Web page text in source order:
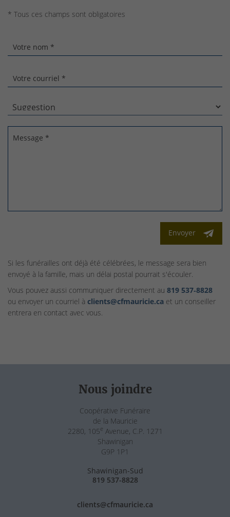
* Tous ces champs sont obligatoires
Votre nom *
Votre courriel *
Message *
Envoyer
Si les funérailles ont déjà été célébrées, le message sera bien
envoyé à la famille, mais un délai postal pourrait s'écouler.
Vous pouvez aussi communiquer directement au 819 537‑8828
ou envoyer un courriel à clients@cfmauricie.ca et un conseiller
entrera en contact avec vous.
Nous joindre
Coopérative Funéraire
de la Mauricie
2280, 105e Avenue, C.P. 1271
Shawinigan
G9P 1P1
Shawinigan-Sud
819 537-8828
clients@cfmauricie.ca